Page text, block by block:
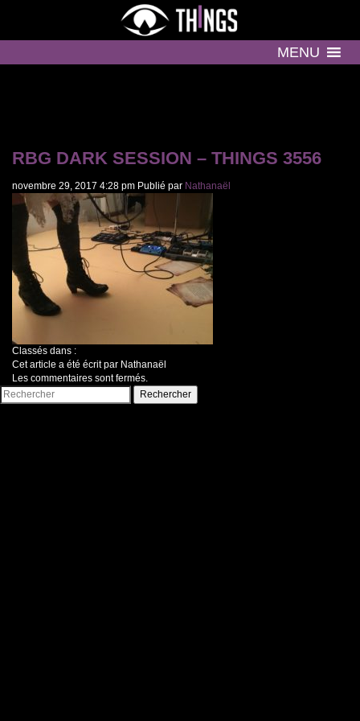
MENU
RBG DARK SESSION – THINGS 3556
novembre 29, 2017 4:28 pm Publié par Nathanaël
Classés dans :
Cet article a été écrit par Nathanaël
Les commentaires sont fermés.
Rechercher